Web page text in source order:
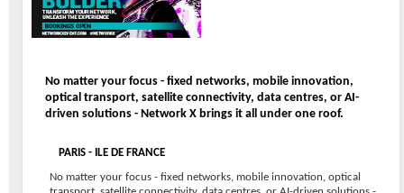
No matter your focus - fixed networks, mobile innovation,
optical transport, satellite connectivity, data centres, or AI-
driven solutions - Network X brings it all under one roof.
PARIS - ILE DE FRANCE
No matter your focus - fixed networks, mobile innovation, optical